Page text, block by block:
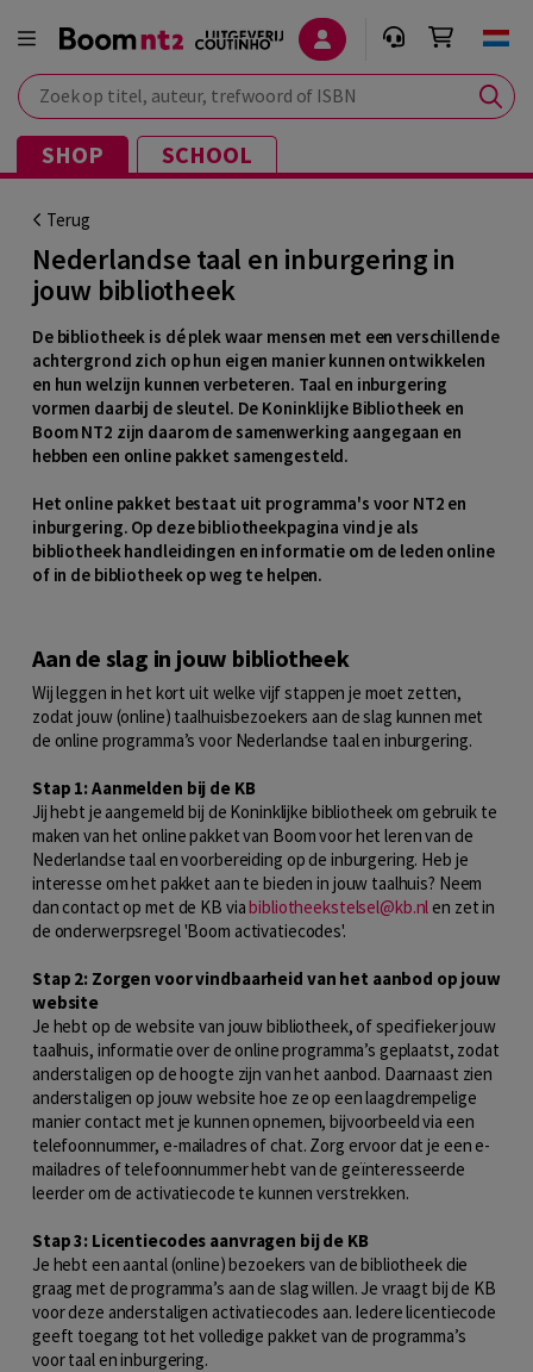
Zoek op titel, auteur, trefwoord of ISBN
SHOP SCHOOL
Terug
Nederlandse taal en inburgering in
jouw bibliotheek
De bibliotheek is dé plek waar mensen met een verschillende
achtergrond zich op hun eigen manier kunnen ontwikkelen
en hun welzijn kunnen verbeteren. Taal en inburgering
vormen daarbij de sleutel. De Koninklijke Bibliotheek en
Boom NT2 zijn daarom de samenwerking aangegaan en
hebben een online pakket samengesteld.
Het online pakket bestaat uit programma's voor NT2 en
inburgering. Op deze bibliotheekpagina vind je als
bibliotheek handleidingen en informatie om de leden online
of in de bibliotheek op weg te helpen.
Aan de slag in jouw bibliotheek
Wij leggen in het kort uit welke vijf stappen je moet zetten,
zodat jouw (online) taalhuisbezoekers aan de slag kunnen met
de online programma’s voor Nederlandse taal en inburgering.
Stap 1: Aanmelden bij de KB
Jij hebt je aangemeld bij de Koninklijke bibliotheek om gebruik te
maken van het online pakket van Boom voor het leren van de
Nederlandse taal en voorbereiding op de inburgering. Heb je
interesse om het pakket aan te bieden in jouw taalhuis? Neem
dan contact op met de KB viabibliotheekstelsel@kb.nlen zet in
de onderwerpsregel 'Boom activatiecodes'.
Stap 2: Zorgen voor vindbaarheid van het aanbod op jouw
website
Je hebt op de website van jouw bibliotheek, of specifieker jouw
taalhuis, informatie over de online programma’s geplaatst, zodat
anderstaligen op de hoogte zijn van het aanbod. Daarnaast zien
anderstaligen op jouw website hoe ze op een laagdrempelige
manier contact met je kunnen opnemen, bijvoorbeeld via een
telefoonnummer, e-mailadres of chat. Zorg ervoor dat je een e-
mailadres of telefoonnummer hebt van de geïnteresseerde
leerder om de activatiecode te kunnen verstrekken.
Stap 3: Licentiecodes aanvragen bij de KB
Je hebt een aantal (online) bezoekers van de bibliotheek die
graag met de programma’s aan de slag willen. Je vraagt bij de KB
voor deze anderstaligen activatiecodes aan. Iedere licentiecode
geeft toegang tot het volledige pakket van de programma’s
voor taal en inburgering.